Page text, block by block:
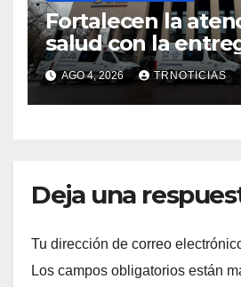
Fortalecen la
salud con la
nuevas
Cauquenes y
AGO 4, 2026 TRNOTICIAS
Deja una
Tu dirección de correo
Los campos obligatorios están